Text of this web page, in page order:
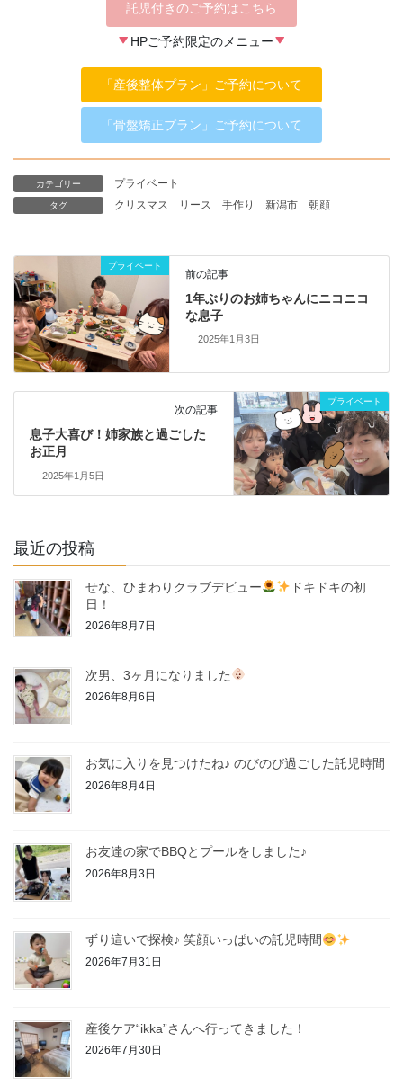
託児付きのご予約はこちら
HPご予約限定のメニュー
「産後整体プラン」ご予約について
「骨盤矯正プラン」ご予約について
カテゴリー プライベート
タグ クリスマス リース 手作り 新潟市 朝顔
プライベート
前の記事
1年ぶりのお姉ちゃんにニコニコ
な息子
2025年1月3日
プライベート
次の記事
息子大喜び！姉家族と過ごした
お正月
2025年1月5日
最近の投稿
せな、ひまわりクラブデビュー
ドキドキの初
日！
2026年8月7日
次男、3ヶ月になりました
2026年8月6日
お気に入りを見つけたね♪ のびのび過ごした託児時間
2026年8月4日
お友達の家でBBQとプールをしました♪
2026年8月3日
ずり這いで探検♪ 笑顔いっぱいの託児時間
2026年7月31日
産後ケア“ikka”さんへ行ってきました！
2026年7月30日